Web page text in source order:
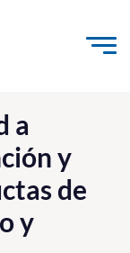
a
y
de
y